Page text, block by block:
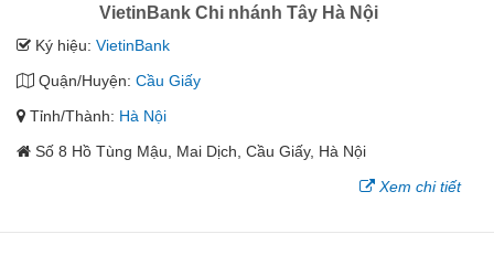
VietinBank Chi nhánh Tây Hà Nội
Ký hiệu: VietinBank
Quận/Huyện: Cầu Giấy
Tỉnh/Thành: Hà Nội
Số 8 Hồ Tùng Mậu, Mai Dịch, Cầu Giấy, Hà Nội
Xem chi tiết